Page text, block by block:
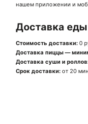
нашем приложении и
Доставка
Стоимость доставки: 0
Доставка пиццы —
Доставка суши и
Срок доставки: от 20